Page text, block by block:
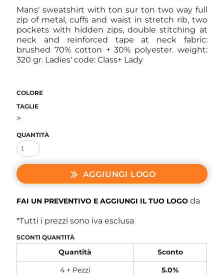
Mans' sweatshirt with ton sur ton two way full
zip of metal, cuffs and waist in stretch rib, two
pockets with hidden zips, double stitching at
neck and reinforced tape at neck fabric:
brushed 70% cotton + 30% polyester. weight:
320 gr. Ladies' code: Class+ Lady
COLORE
TAGLIE
>
QUANTITÀ
AGGIUNGI LOGO
FAI UN PREVENTIVO E AGGIUNGI IL TUO LOGO da
*Tutti i prezzi sono iva esclusa
SCONTI QUANTITÀ
Quantità
Sconto
4 + Pezzi
5.0%